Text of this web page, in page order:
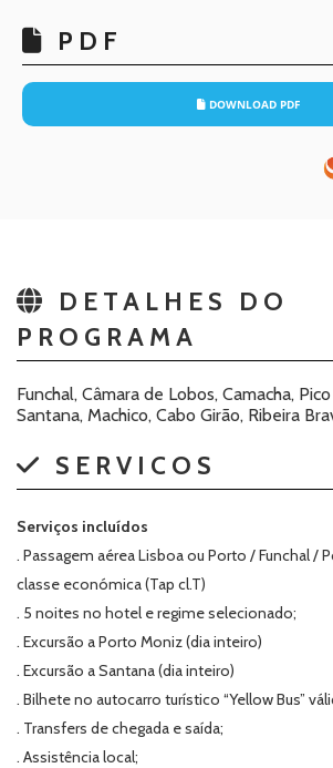
PDF
DOWNLOAD PDF
DETALHES DO
PROGRAMA
Funchal, Câmara de Lobos, Camacha,
Santana, Machico, Cabo Girão, Ribeira
SERVICOS
Serviços incluídos
. Passagem aérea Lisboa ou Porto / Funchal /
classe económica (Tap cl.T)
. 5 noites no hotel e regime selecionado;
. Excursão a Porto Moniz (dia inteiro)
. Excursão a Santana (dia inteiro)
. Bilhete no autocarro turístico “Yellow Bus”
. Transfers de chegada e saída;
. Assistência local;